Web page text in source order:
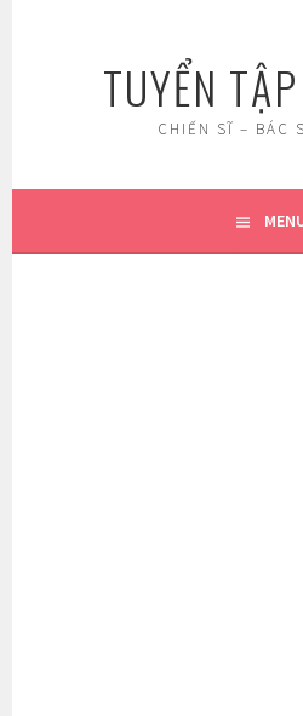
TUYỂN
CHIẾN SĨ – BÁC